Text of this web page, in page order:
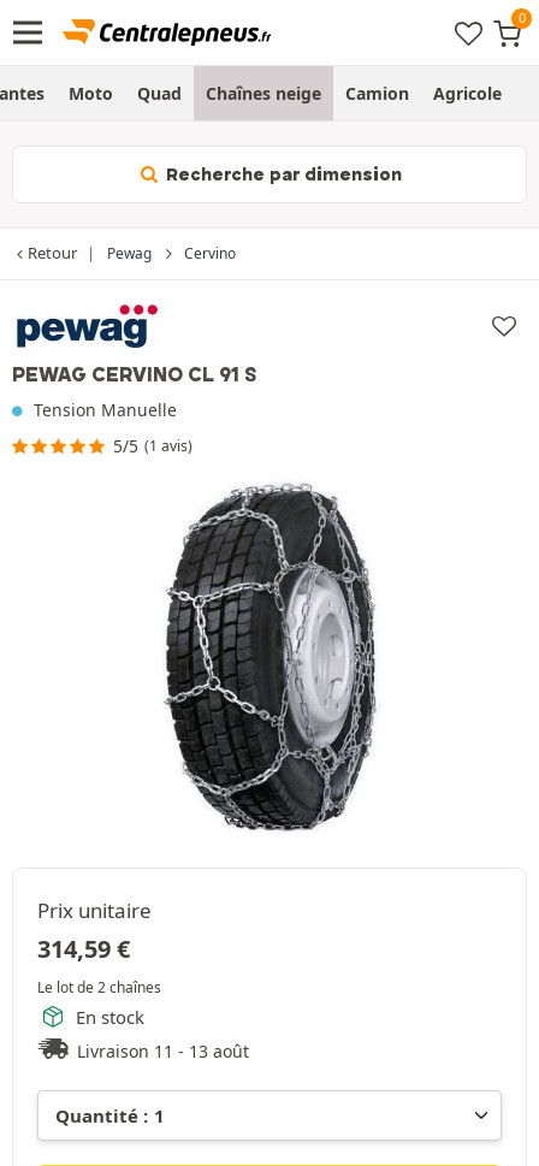
Moto Quad Chaînes neige Camion Agricole
Recherche par dimension
Retour Pewag Cervino
PEWAG CERVINO CL 91 S
Tension Manuelle
5/5 (1 avis)
Prix unitaire
314,59€
Le lot de 2 chaînes
En stock
Livraison 11 - 13 août